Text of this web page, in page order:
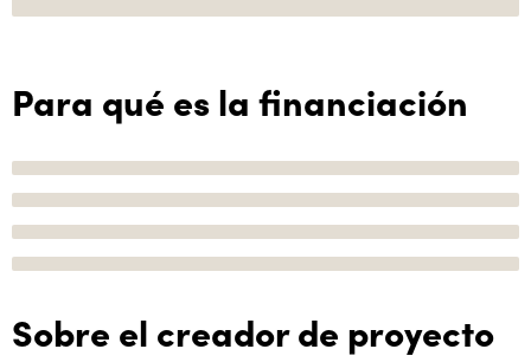
Para qué es la financiación
Sobre el creador de proyecto